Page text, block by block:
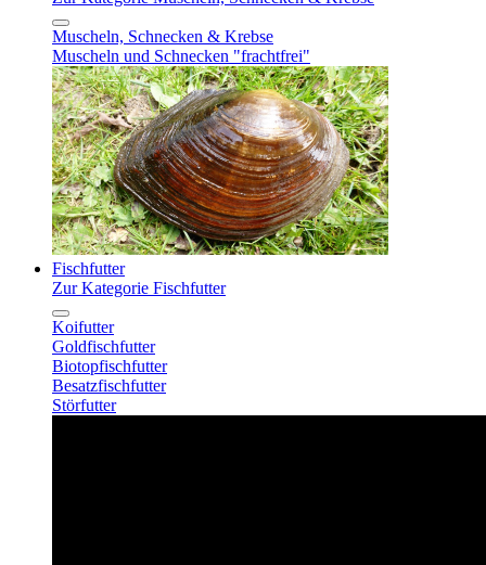
Muscheln, Schnecken & Krebse
Muscheln und Schnecken "frachtfrei"
Fischfutter
Zur Kategorie Fischfutter
Koifutter
Goldfischfutter
Biotopfischfutter
Besatzfischfutter
Störfutter